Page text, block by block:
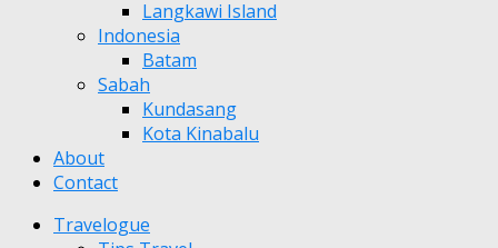
Langkawi Island
Indonesia
Batam
Sabah
Kundasang
Kota Kinabalu
About
Contact
Travelogue